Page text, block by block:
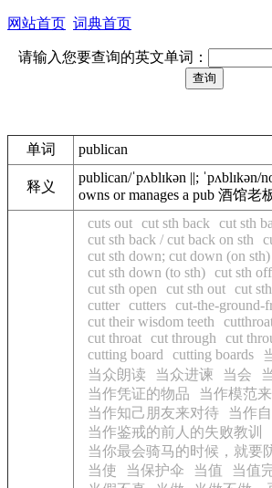
网站首页 词典首页
请输入您要查询的英文单词：
单词 publican
释义
publican/ˈpʌblɪkən ||; ˈpʌblɪkən/
owns or manages a pub 酒馆老
cuts out cut sth back
cut sth
cut sth back / cut back on sth
cut sth down; cut down (on sth)
cut sth down (to sth) cut sth off
cut sth open
cut sth out cut
cutter cutters cut-the-ground-
cut their wisdom teeth
cut throat cut through cut
cutting board
cutting boards
当众朗读
当众进谏 当会
当作凭证的物品
当作模范
当作知己朋友来对待
当作
当作鉴戒的前人的失败教训
当你最会骑马的时候，就要
当使
当保护伞 当值 当值